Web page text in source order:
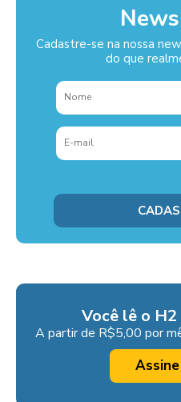
Cadastre-se na nossa
do que
Você lê o
A partir de R$5,00 por